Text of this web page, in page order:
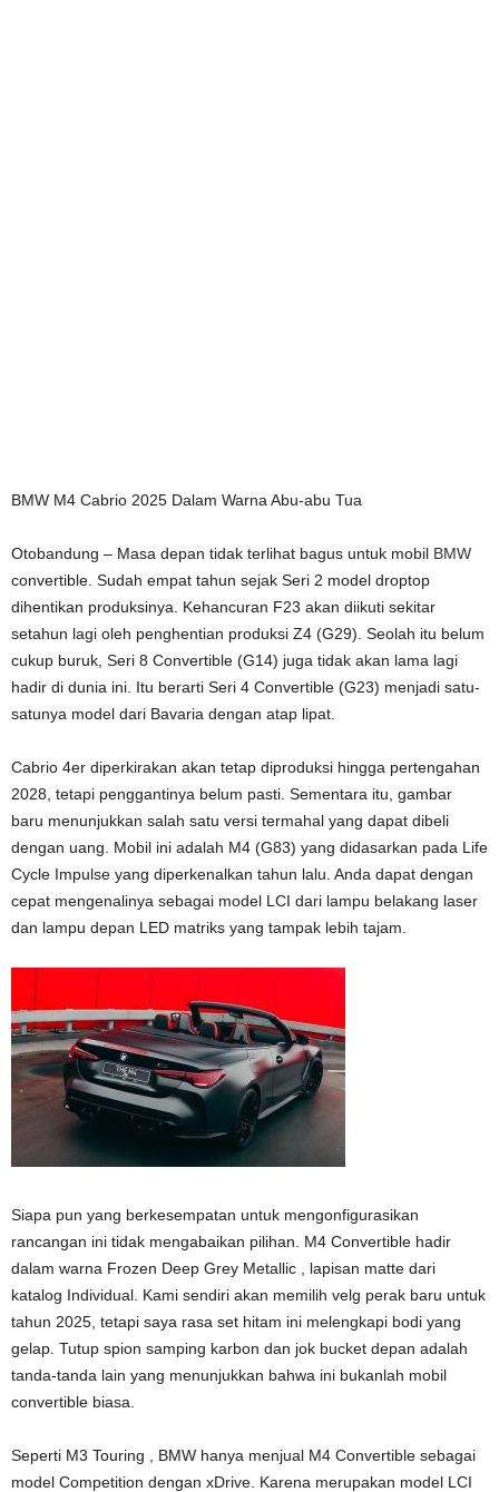
BMW M4 Cabrio 2025 Dalam Warna Abu-abu Tua
Otobandung – Masa depan tidak terlihat bagus untuk mobil BMW
convertible. Sudah empat tahun sejak Seri 2 model droptop
dihentikan produksinya. Kehancuran F23 akan diikuti sekitar
setahun lagi oleh penghentian produksi Z4 (G29). Seolah itu belum
cukup buruk, Seri 8 Convertible (G14) juga tidak akan lama lagi
hadir di dunia ini. Itu berarti Seri 4 Convertible (G23) menjadi satu-
satunya model dari Bavaria dengan atap lipat.
Cabrio 4er diperkirakan akan tetap diproduksi hingga pertengahan
2028, tetapi penggantinya belum pasti. Sementara itu, gambar
baru menunjukkan salah satu versi termahal yang dapat dibeli
dengan uang. Mobil ini adalah M4 (G83) yang didasarkan pada Life
Cycle Impulse yang diperkenalkan tahun lalu. Anda dapat dengan
cepat mengenalinya sebagai model LCI dari lampu belakang laser
dan lampu depan LED matriks yang tampak lebih tajam.
Siapa pun yang berkesempatan untuk mengonfigurasikan
rancangan ini tidak mengabaikan pilihan. M4 Convertible hadir
dalam warna Frozen Deep Grey Metallic , lapisan matte dari
katalog Individual. Kami sendiri akan memilih velg perak baru untuk
tahun 2025, tetapi saya rasa set hitam ini melengkapi bodi yang
gelap. Tutup spion samping karbon dan jok bucket depan adalah
tanda-tanda lain yang menunjukkan bahwa ini bukanlah mobil
convertible biasa.
Seperti M3 Touring , BMW hanya menjual M4 Convertible sebagai
model Competition dengan xDrive. Karena merupakan model LCI